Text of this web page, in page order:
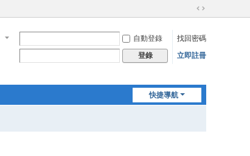
切
到
寬
自動登錄
找回密碼
登錄 立即註冊
快捷導航